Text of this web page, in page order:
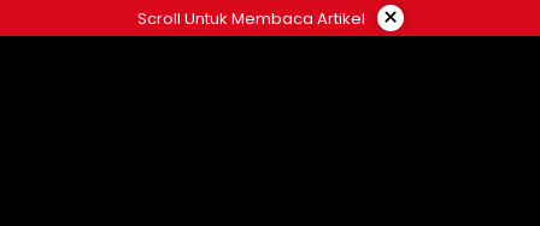
to
Scroll Untuk Membaca Artikel ×